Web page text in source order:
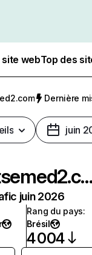
webTop des
Dernière
juin
jetb-
juin 2026
Rang du pays:
Brésil
4 004